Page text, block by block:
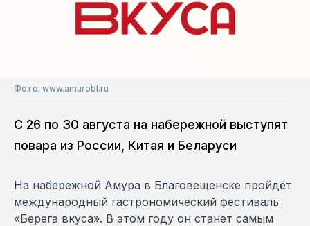
Фото: www.amurobl.ru
С 26 по 30 августа на набережной выступят
повара из России, Китая и Беларуси
На набережной Амура в Благовещенске пройдёт
международный гастрономический фестиваль
«Берега вкуса». В этом году он станет самым